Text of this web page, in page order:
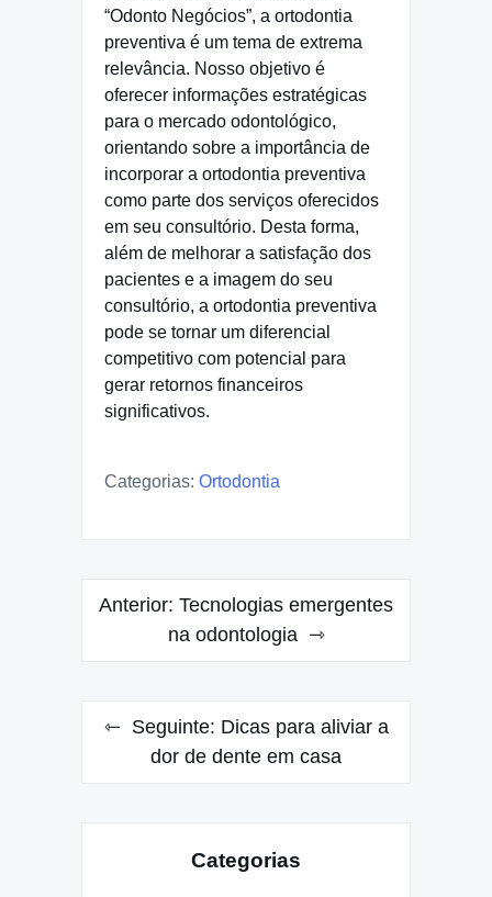
“Odonto Negócios”, a ortodontia
preventiva é um tema de extrema
relevância. Nosso objetivo é
oferecer informações estratégicas
para o mercado odontológico,
orientando sobre a importância de
incorporar a ortodontia preventiva
como parte dos serviços oferecidos
em seu consultório. Desta forma,
além de melhorar a satisfação dos
pacientes e a imagem do seu
consultório, a ortodontia preventiva
pode se tornar um diferencial
competitivo com potencial para
gerar retornos financeiros
significativos.
Categorias: Ortodontia
Navegação
Anterior: Tecnologias emergentes
na odontologia
Seguinte: Dicas para aliviar a
dor de dente em casa
Categorias